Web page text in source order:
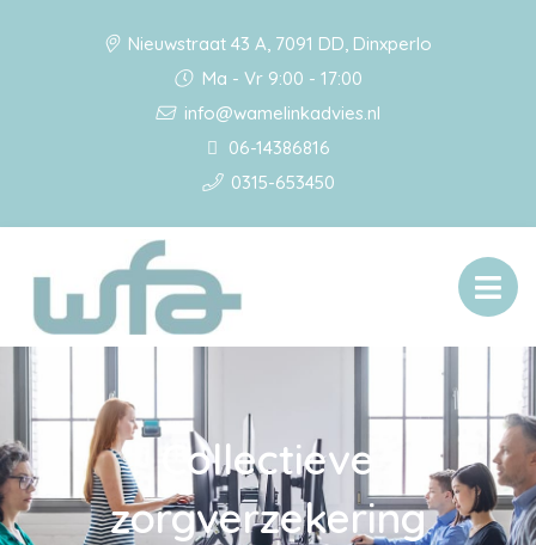
Nieuwstraat 43 A, 7091 DD, Dinxperlo
Ma - Vr 9:00 - 17:00
info@wamelinkadvies.nl
06-14386816
0315-653450
Collectieve
zorgverzekering